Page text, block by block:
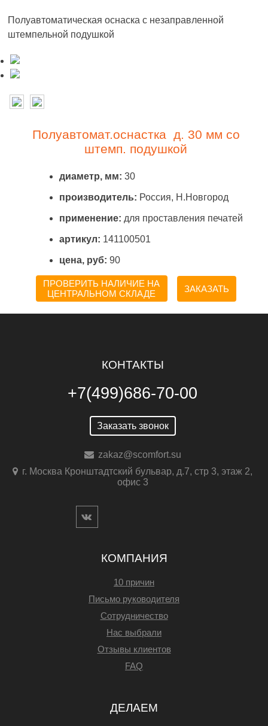
Полуавтоматическая оснаска с незаправленной
штемпельной подушкой
Полуавтомат.оснастка д. 30 мм со
штемп. подушкой
диаметр, мм: 30
производитель: Россия, Н.Новгород
применение: для проставления печатей
артикул: 141100501
цена, руб: 90
ПРОВЕРИТЬ НАЛИЧИЕ НА
ЦЕНТРАЛЬНОМ СКЛАДЕ
ЗАКАЗАТЬ
КОНТАКТЫ
+7(499)686-70-00
Заказать звонок
zakaz@scomfort.su
г. Москва Кронштадтский бульвар, д.7, стр 3, этаж 2,
офис 3
КОМПАНИЯ
10 причин
Письмо руководителя
Сотрудничество
Нас выбрали
Отзывы клиентов
FAQ
ДЕЛАЕМ